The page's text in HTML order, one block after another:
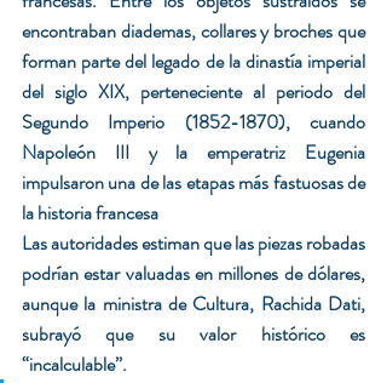
encontraban diademas, collares y broches que
forman parte del legado de la dinastía imperial
del siglo XIX, perteneciente al periodo del
Segundo Imperio (1852-1870), cuando
Napoleón III y la emperatriz Eugenia
impulsaron una de las etapas más fastuosas de
la historia francesa
Las autoridades estiman que las piezas robadas
podrían estar valuadas en millones de dólares,
aunque la ministra de Cultura, Rachida Dati,
subrayó que su valor histórico es
“incalculable”.